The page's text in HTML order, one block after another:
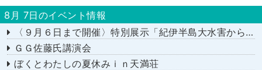
8月 7日のイベント情報
〈９月６日まで開催〉特別展示「紀伊半島大水害から１５年－あの日を忘れない－」
ＧＧ佐藤氏講演会
ぼくとわたしの夏休みｉｎ天満荘